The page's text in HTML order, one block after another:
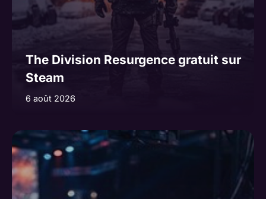
The Division Resurgence gratuit sur
Steam
6 août 2026